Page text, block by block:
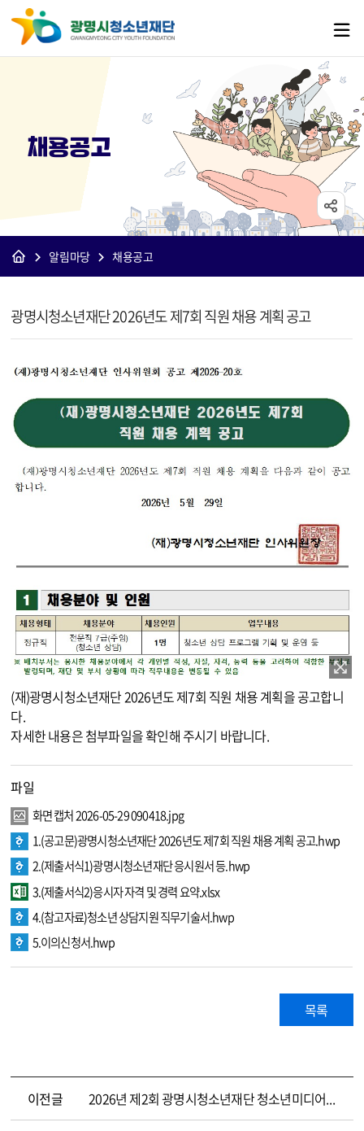
채용공고
알림마당 채용공고
광명시청소년재단 2026년도 제7회 직원 채용 계획 공고
이미지 확대보기
(재)광명시청소년재단 2026년도 제7회 직원 채용 계획을 공고합니
다.
자세한 내용은 첨부파일을 확인해 주시기 바랍니다.
파일
화면 캡처 2026-05-29 090418.jpg
1.(공고문)광명시청소년재단 2026년도 제7회 직원 채용 계획 공고.hwp
2.(제출서식1)광명시청소년재단 응시원서 등.hwp
3.(제출서식2)응시자 자격 및 경력 요약.xlsx
4.(참고자료)청소년 상담지원 직무기술서.hwp
5.이의신청서.hwp
목록
이전글 2026년 제2회 광명시청소년재단 청소년미디어센터 육아휴직 대체인력 서류전형 합격자 결정 및 면접시험 시행 계획 공고